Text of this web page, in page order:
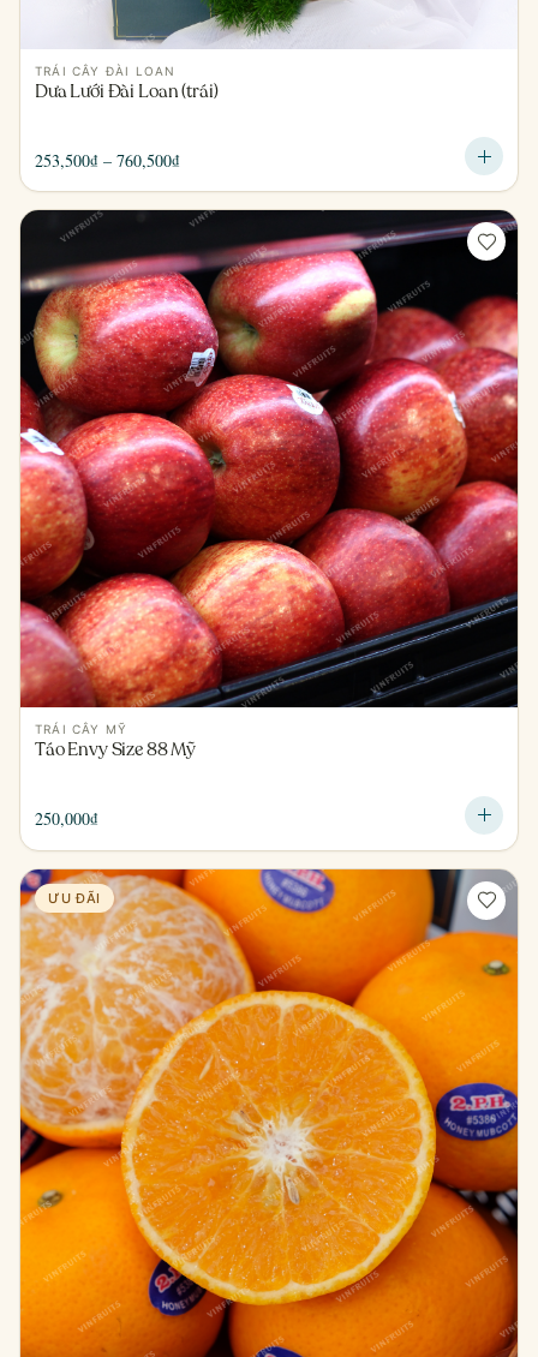
TRÁI CÂY ĐÀI LOAN
Dưa Lưới Đài Loan (trái)
253,500₫ – 760,500₫
từ
253,500₫
đến
760,500₫
TRÁI CÂY MỸ
Táo Envy Size 88 Mỹ
250,000₫
ƯU ĐÃI